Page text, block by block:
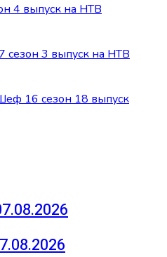
4 выпуск на НТВ
сезон 3 выпуск на НТВ
16 сезон 18 выпуск